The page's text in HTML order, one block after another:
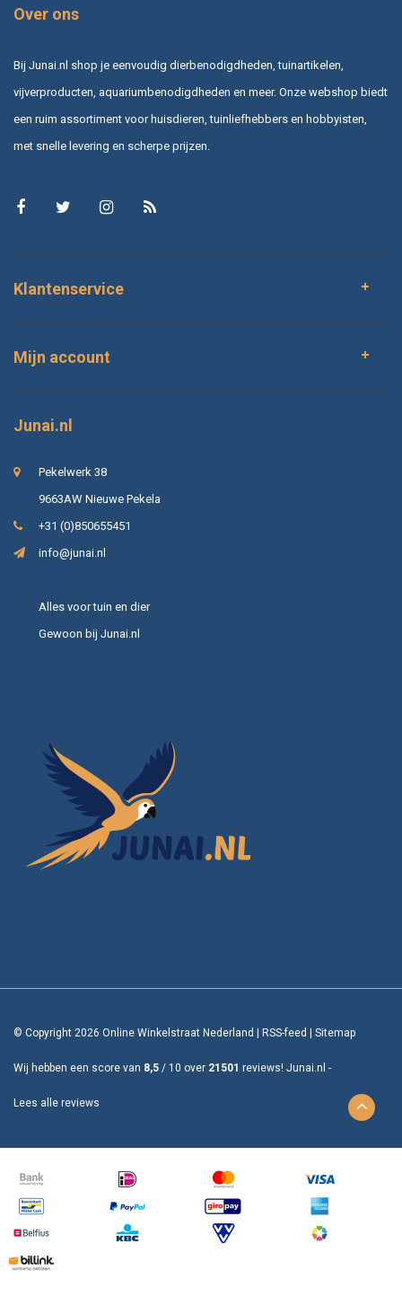
Over ons
Bij Junai.nl shop je eenvoudig dierbenodigdheden, tuinartikelen,
vijverproducten, aquariumbenodigdheden en meer. Onze webshop biedt
een ruim assortiment voor huisdieren, tuinliefhebbers en hobbyisten,
met snelle levering en scherpe prijzen.
Klantenservice
Mijn account
Junai.nl
Pekelwerk 38
9663AW Nieuwe Pekela
+31 (0)850655451
info@junai.nl
Alles voor tuin en dier
Gewoon bij Junai.nl
© Copyright 2026 Online Winkelstraat Nederland RSS-feed Sitemap
Wij hebben een score van 8,5 / 10 over 21501 reviews! Junai.nl -
Lees alle reviews